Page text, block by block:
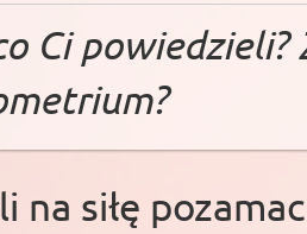
Ci
na siłę